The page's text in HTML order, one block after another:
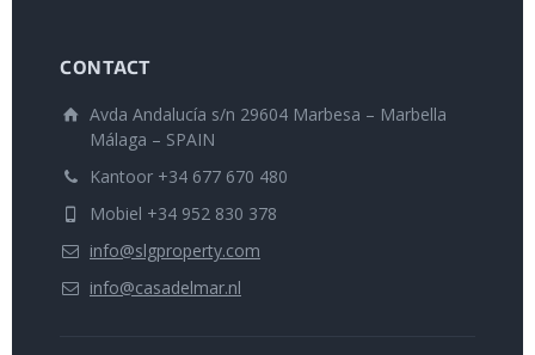
CONTACT
Avda Andalucía s/n 29604 Marbesa – Marbella
Málaga – SPAIN
Kantoor +34 677 670 480
Mobiel +34 952 830 378
info@slgproperty.com
info@casadelmar.nl